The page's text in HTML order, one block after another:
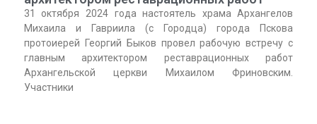
31 октября 2024 года настоятель храма Архангелов
Михаила и Гавриила (с Городца) города Пскова
протоиерей Георгий Быков провел рабочую встречу с
главным архитектором реставрационных работ
Архангельской церкви Михаилом Фриновским.
Участники